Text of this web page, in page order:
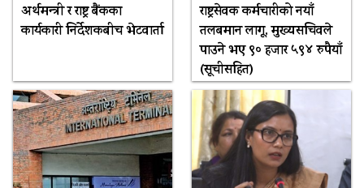
अर्थमन्त्री र राष्ट्र बैंकका
कार्यकारी निर्देशकबीच भेटवार्ता
राष्ट्रसेवक कर्मचारीको नयाँ
तलबमान लागू, मुख्यसचिवले
पाउने भए ९० हजार ५९४ रुपैयाँ
(सूचीसहित)